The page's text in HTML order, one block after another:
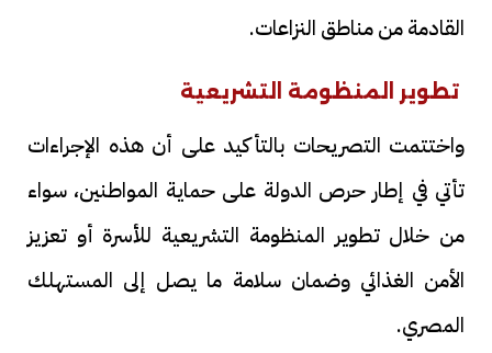
القادمة من مناطق النزاعات.
تطوير المنظومة التشريعية
واختتمت التصريحات بالتأكيد على أن هذه الإجراءات
تأتي في إطار حرص الدولة على حماية المواطنين، سواء
من خلال تطوير المنظومة التشريعية للأسرة أو تعزيز
الأمن الغذائي وضمان سلامة ما يصل إلى المستهلك
المصري.